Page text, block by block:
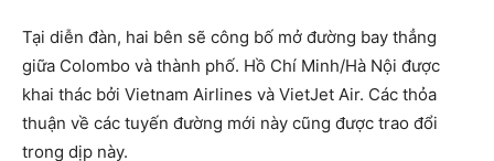
Tại diễn đàn, hai bên sẽ công bố mở đường bay thẳng
giữa Colombo và thành phố. Hồ Chí Minh/Hà Nội được
khai thác bởi Vietnam Airlines và VietJet Air. Các thỏa
thuận về các tuyến đường mới này cũng được trao đổi
trong dịp này.